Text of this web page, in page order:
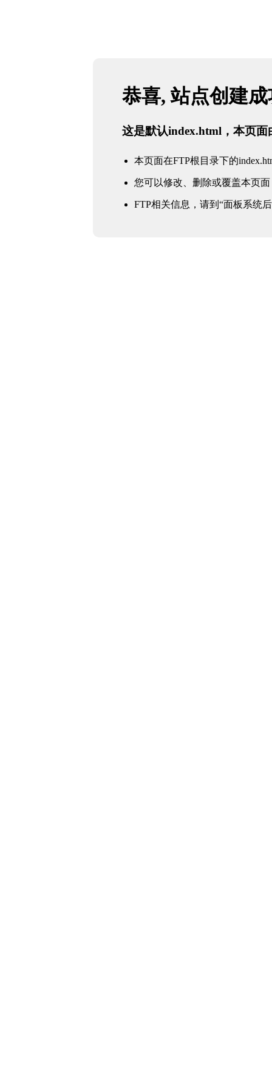
恭喜, 站点创建
这是默认index.html，本页面
本页面在FTP根目录下的
您可以修改、删除或覆盖本页面
FTP相关信息，请到“面板系统